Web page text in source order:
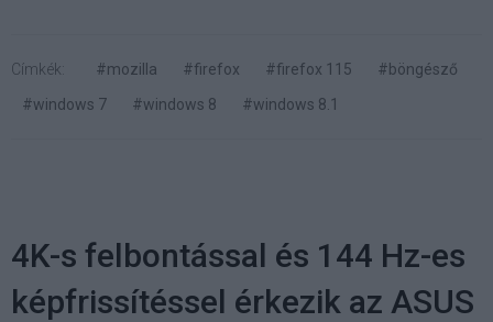
Címkék: #mozilla #firefox #firefox 115
#böngésző
#windows 7
#windows 8 #windows 8.1
4K-s felbontással és 144 Hz-es
képfrissítéssel érkezik az ASUS